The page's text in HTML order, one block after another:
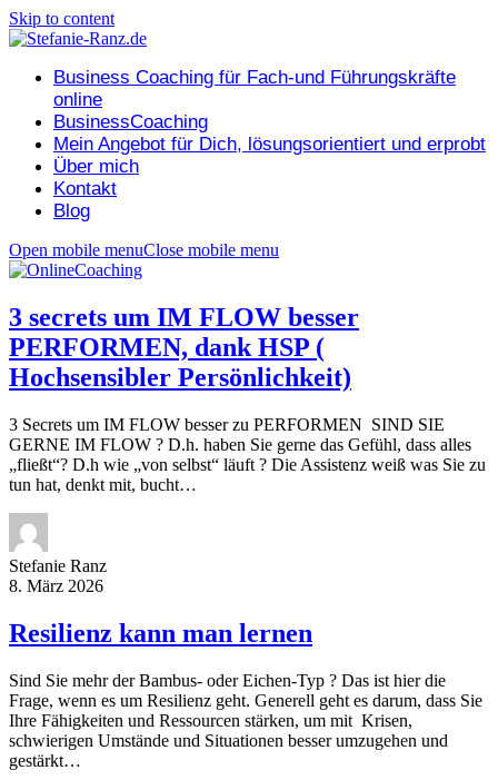
Skip to content
Business Coaching für Fach-und Führungskräfte
online
BusinessCoaching
Mein Angebot für Dich, lösungsorientiert und erprobt
Über mich
Kontakt
Blog
Open mobile menuClose mobile menu
3 secrets um IM FLOW besser
PERFORMEN, dank HSP (
Hochsensibler Persönlichkeit)
3 Secrets um IM FLOW besser zu PERFORMEN SIND SIE
GERNE IM FLOW ? D.h. haben Sie gerne das Gefühl, dass alles
„fließt“? D.h wie „von selbst“ läuft ? Die Assistenz weiß was Sie zu
tun hat, denkt mit, bucht…
Stefanie Ranz
8. März 2026
Resilienz kann man lernen
Sind Sie mehr der Bambus- oder Eichen-Typ ? Das ist hier die
Frage, wenn es um Resilienz geht. Generell geht es darum, dass Sie
Ihre Fähigkeiten und Ressourcen stärken, um mit Krisen,
schwierigen Umstände und Situationen besser umzugehen und
gestärkt…